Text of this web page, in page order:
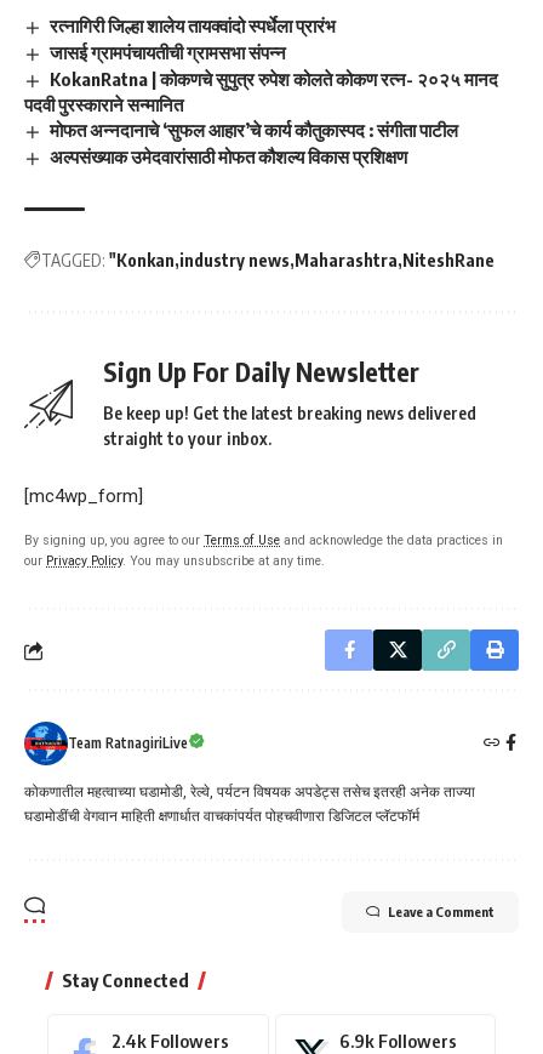
रत्नागिरी जिल्हा शालेय तायक्वांदो स्पर्धेला प्रारंभ
जासई ग्रामपंचायतीची ग्रामसभा संपन्न
KokanRatna | कोकणचे सुपुत्र रुपेश कोलते कोकण रत्न- २०२५ मानद
पदवी पुरस्काराने सन्मानित
मोफत अन्नदानाचे ‘सुफल आहार’चे कार्य कौतुकास्पद : संगीता पाटील
अल्पसंख्याक उमेदवारांसाठी मोफत कौशल्य विकास प्रशिक्षण
TAGGED: "Konkan industry news Maharashtra NiteshRane
Sign Up For Daily Newsletter
Be keep up! Get the latest breaking news delivered
straight to your inbox.
[mc4wp_form]
By signing up, you agree to our Terms of Use and acknowledge the data practices in
our Privacy Policy. You may unsubscribe at any time.
Team RatnagiriLive
कोकणातील महत्वाच्या घडामोडी, रेल्वे, पर्यटन विषयक अपडेट्स तसेच इतरही अनेक ताज्या
घडामोडींची वेगवान माहिती क्षणार्धात वाचकांपर्यत पोहचवीणारा डिजिटल प्लॅटफॉर्म
Leave a Comment
Stay Connected
2.4k Followers 6.9k Followers